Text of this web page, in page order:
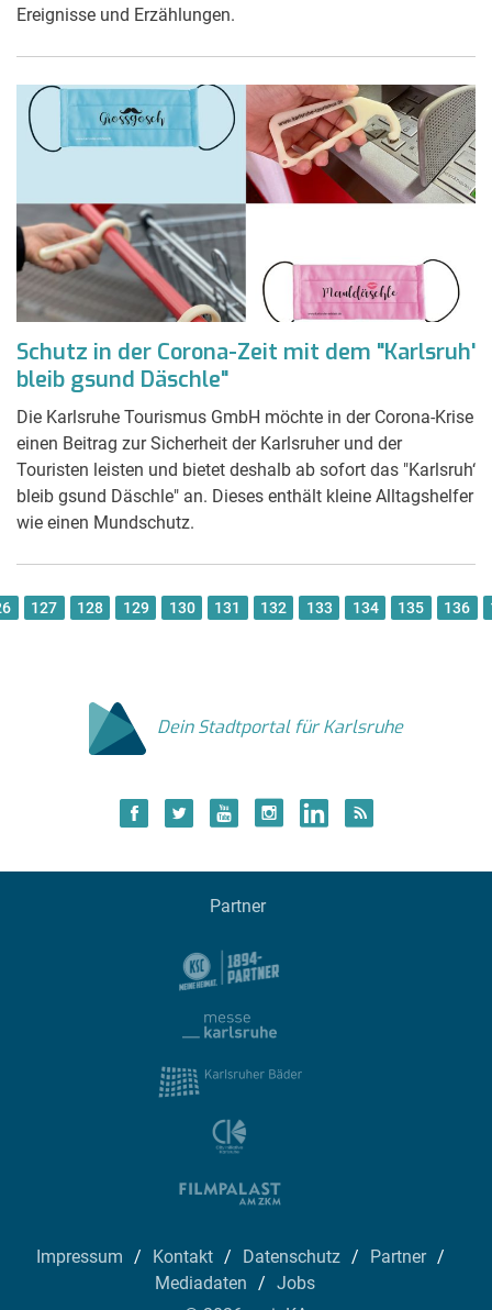
Ereignisse und Erzählungen.
Schutz in der Corona-Zeit mit dem "Karlsruh'
bleib gsund Däschle"
Die Karlsruhe Tourismus GmbH möchte in der Corona-Krise
einen Beitrag zur Sicherheit der Karlsruher und der
Touristen leisten und bietet deshalb ab sofort das "Karlsruh‘
bleib gsund Däschle" an. Dieses enthält kleine Alltagshelfer
wie einen Mundschutz.
127 128 129 130 131 132 133 134 135 136
Dein Stadtportal für Karlsruhe
Partner
Impressum Kontakt Datenschutz
Partner
Mediadaten
Jobs